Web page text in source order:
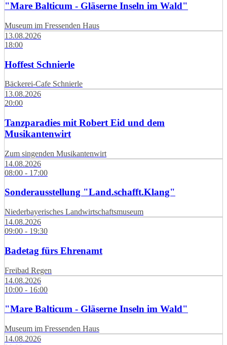
"Mare Balticum - Gläserne Inseln im Wald"
Museum im Fressenden Haus
13.08.2026
18:00
Hoffest Schnierle
Bäckerei-Cafe Schnierle
13.08.2026
20:00
Tanzparadies mit Robert Eid und dem
Musikantenwirt
Zum singenden Musikantenwirt
14.08.2026
08:00 - 17:00
Sonderausstellung "Land.schafft.Klang"
Niederbayerisches Landwirtschaftsmuseum
14.08.2026
09:00 - 19:30
Badetag fürs Ehrenamt
Freibad Regen
14.08.2026
10:00 - 16:00
"Mare Balticum - Gläserne Inseln im Wald"
Museum im Fressenden Haus
14.08.2026